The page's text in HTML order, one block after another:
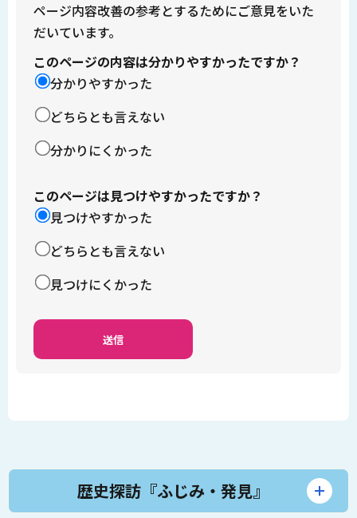
ページ内容改善の参考とするためにご意見をいた
だいています。
このページの内容は分かりやすかったですか？
分かりやすかった
どちらとも言えない
分かりにくかった
このページは見つけやすかったですか？
見つけやすかった
どちらとも言えない
見つけにくかった
歴史探訪『ふじみ・発見』